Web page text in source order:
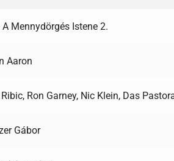
Mennydörgés Istene 2.
Aaron
Ron Garney, Nic Klein, Das
Gábor